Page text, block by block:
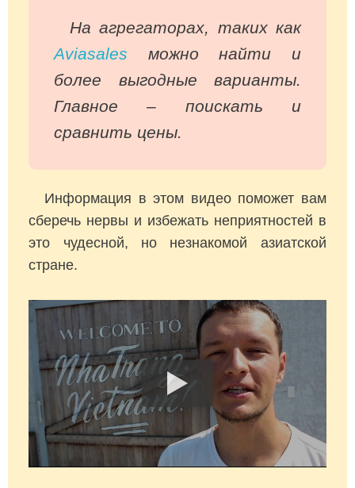
На агрегаторах, таких как
Aviasales можно найти и
более выгодные варианты.
Главное – поискать и
сравнить цены.
Информация в этом видео поможет вам
сберечь нервы и избежать неприятностей в
это чудесной, но незнакомой азиатской
стране.